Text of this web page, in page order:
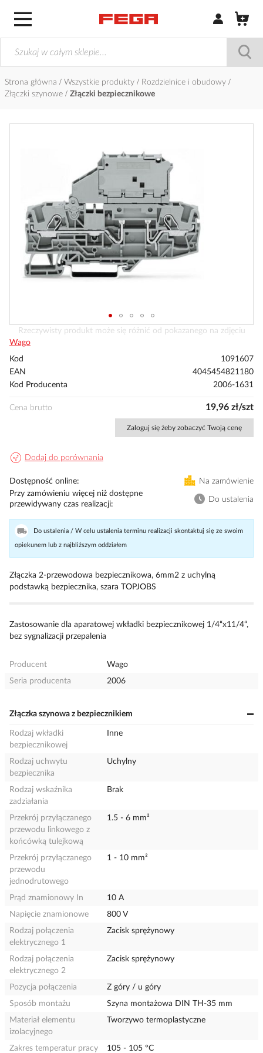
Zaloguj się /
Strona główna Wszystkie produkty
Rozdzielnice i obudowy
Złączki szynowe
Złączki bezpiecznikowe
Przejdź
na
początek
Rzeczywisty produkt może się różnić od pokazanego na zdjęciu
Wago
Kod
1091607
EAN
4045454821180
Kod Producenta
2006-1631
Cena brutto 19,96 zł/szt
Zaloguj się żeby zobaczyć Twoją cenę
Dodaj do porównania
Dostępność online
Na zamówienie
Przy zamówieniu więcej niż dostępne
przewidywany czas realizacji
Do ustalenia
Do ustalenia / W celu ustalenia terminu realizacji skontaktuj się ze swoim
opiekunem lub z najbliższym oddziałem
Złączka 2-przewodowa bezpiecznikowa, 6mm2 z uchylną
podstawką bezpiecznika, szara TOPJOBS
Zastosowanie dla aparatowej wkładki bezpiecznikowej 1/4“x11/4“,
bez sygnalizacji przepalenia
Producent
Wago
Seria producenta
2006
Złączka szynowa z bezpiecznikiem
Rodzaj wkładki
bezpiecznikowej
Inne
Rodzaj uchwytu
bezpiecznika
Uchylny
Rodzaj wskaźnika
zadziałania
Brak
Przekrój przyłączanego
przewodu linkowego z
końcówką tulejkową
1.5 - 6 mm²
Przekrój przyłączanego
przewodu
jednodrutowego
1 - 10 mm²
Prąd znamionowy In
10 A
Napięcie znamionowe
800 V
Rodzaj połączenia
elektrycznego 1
Zacisk sprężynowy
Rodzaj połączenia
elektrycznego 2
Zacisk sprężynowy
Pozycja połączenia
Z góry / u góry
Sposób montażu
Szyna montażowa DIN TH-35 mm
Materiał elementu
izolacyjnego
Tworzywo termoplastyczne
Zakres temperatur pracy 105 - 105 °C